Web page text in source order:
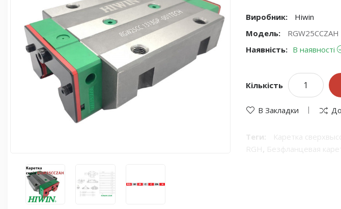
Виробник:
Hiwin
Модель:
RGW25CCZAH
Наявність: В наявності
Кількість
В Закладки
Теги: Каретка
RGH , Безфланцевая